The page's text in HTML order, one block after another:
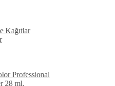
Kağıtlar
Professional
28 ml.